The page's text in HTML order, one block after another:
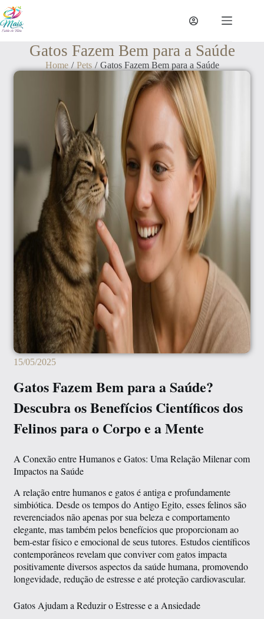
Gatos Fazem Bem para a Saúde
Home / Pets / Gatos Fazem Bem para a Saúde
15/05/2025
Gatos Fazem Bem para a Saúde?
Descubra os Benefícios Científicos dos
Felinos para o Corpo e a Mente
A Conexão entre Humanos e Gatos: Uma Relação Milenar com
Impactos na Saúde
A relação entre humanos e gatos é antiga e profundamente
simbiótica. Desde os tempos do Antigo Egito, esses felinos são
reverenciados não apenas por sua beleza e comportamento
elegante, mas também pelos benefícios que proporcionam ao
bem-estar físico e emocional de seus tutores. Estudos científicos
contemporâneos revelam que conviver com gatos impacta
positivamente diversos aspectos da saúde humana, promovendo
longevidade, redução de estresse e até proteção cardiovascular.
Gatos Ajudam a Reduzir o Estresse e a Ansiedade